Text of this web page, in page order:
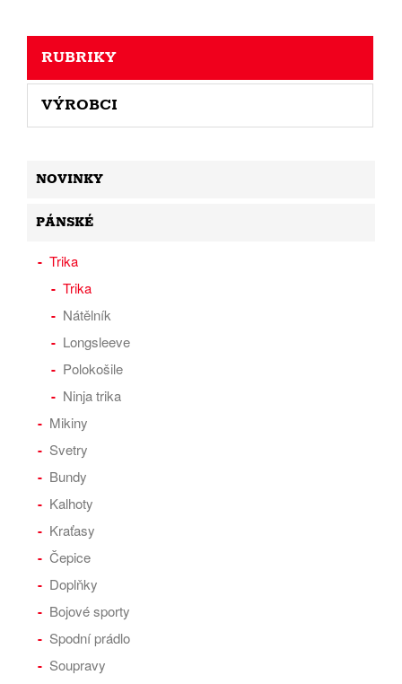
RUBRIKY
VÝROBCI
NOVINKY
PÁNSKÉ
Trika
Trika
Nátělník
Longsleeve
Polokošile
Ninja trika
Mikiny
Svetry
Bundy
Kalhoty
Kraťasy
Čepice
Doplňky
Bojové sporty
Spodní prádlo
Soupravy